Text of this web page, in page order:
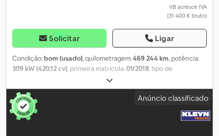
19.900,- Euros + 19% IVA Para mais informações, entre em contato
pelos seguintes números de telefone: * Falamos: alemão, inglês,
francês e ???? Reservamo-nos o direito a erros, falhas de
digitação e venda prévia.
VB acresce IVA
(31 400 € bruto)
Solicitar Ligar
Condição: bom (usado), quilometragem:469 244 km, potência:
309 kW (420,12 cv), primeira matrícula:01/2018, tipo de
, tamanho do pneu:
de eixo:6x2, distância entre eixos:4 800 mm, combustível:diesel,
travões:retardador , cabina do condutor:cabina-
cama , tipo de engrenagem:
, número de velocidades:
12, classe de emissão:
, comprimento total:
Anúncio classificado